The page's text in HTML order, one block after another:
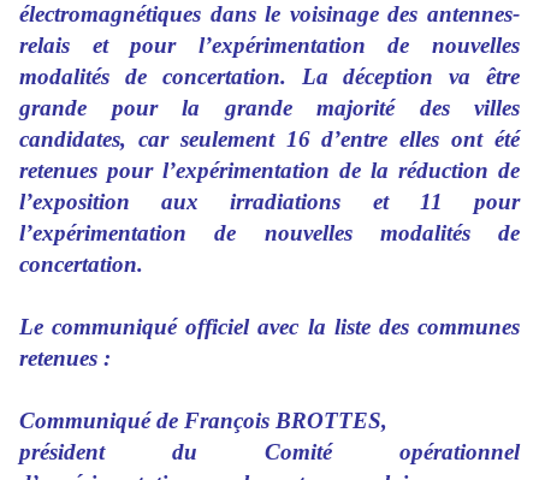
électromagnétiques dans le voisinage des antennes-
relais et pour l’expérimentation de nouvelles
modalités de concertation. La déception va être
grande pour la grande majorité des villes
candidates, car seulement 16 d’entre elles ont été
retenues pour l’expérimentation de la réduction de
l’exposition aux irradiations et 11 pour
l’expérimentation de nouvelles modalités de
concertation.
Le communiqué officiel avec la liste des communes
retenues :
Communiqué de François BROTTES,
président du Comité opérationnel